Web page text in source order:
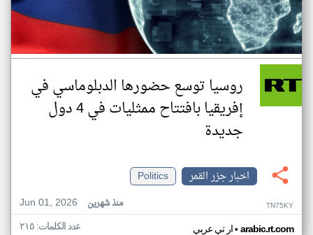
روسيا توسع حضورها الدبلوماسي في
إفريقيا بافتتاح ممثليات في 4 دول
جديدة
اخبار جزر القمر
Politics
Jun 01, 2026
منذ شهرين TN75KY
ار تي عربي• arabic.rt.com عدد الكلمات: ٢١٥